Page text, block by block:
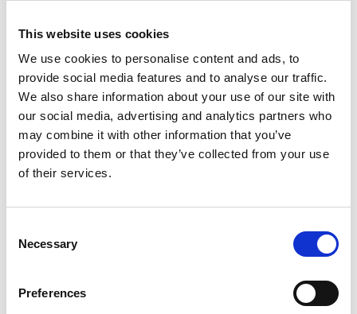
This website uses cookies
We use cookies to personalise content and ads, to
provide social media features and to analyse our traffic.
We also share information about your use of our site with
our social media, advertising and analytics partners who
may combine it with other information that you’ve
provided to them or that they’ve collected from your use
of their services.
Selection
Necessary
Preferences
Zoom
Leveringstid er 5-6 dag(e)
Model/varenr.: 6C5438551000
54,66 DKK
Vi oplever i øjeblikket store og hyppige prisændringer i markedet.